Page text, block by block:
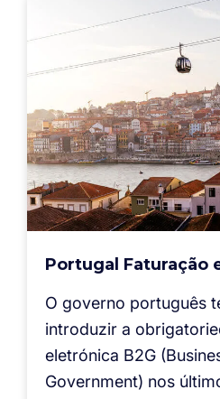
Portugal Faturação
O governo português
introduzir a
eletrónica B2G
Government) nos